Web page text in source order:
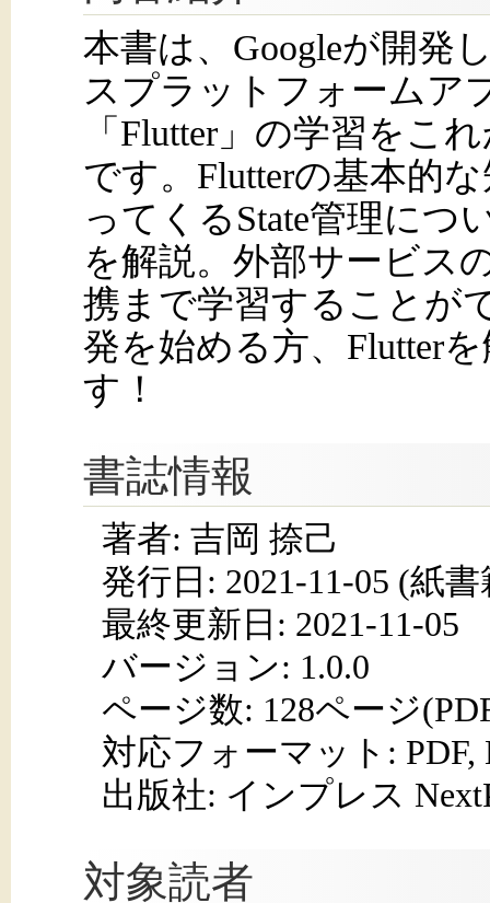
本書は、Googleが開発
スプラットフォームア
「Flutter」の学習をこ
です。Flutterの基本的
ってくるState管理につ
を解説。外部サービス
携まで学習することが
発を始める方、Flutter
す！
書誌情報
著者: 吉岡 捺己
発行日: 2021-11-05 (紙書
最終更新日: 2021-11-05
バージョン: 1.0.0
ページ数: 128ページ
対応フォーマット: PDF,
出版社: インプレス
対象読者